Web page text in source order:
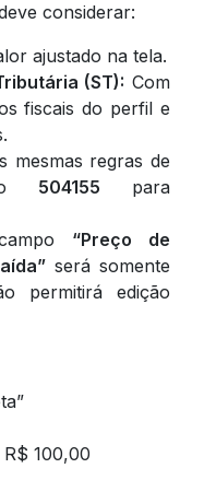
considerar:
ajustado na tela.
(ST): Com
fiscais do perfil e
mesmas regras de
504155 para
“Preço de
será somente
permitirá edição
R$ 100,00